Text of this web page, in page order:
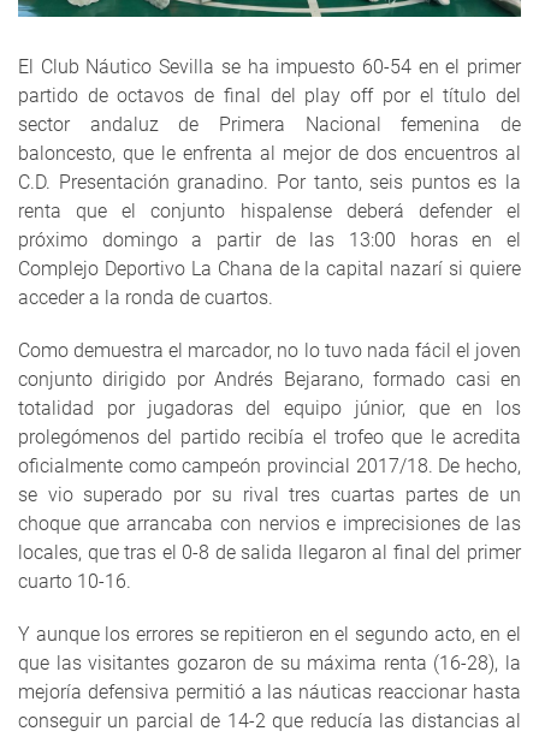
El Club Náutico Sevilla se ha impuesto 60-54 en el primer
partido de octavos de final del play off por el título del
sector andaluz de Primera Nacional femenina de
baloncesto, que le enfrenta al mejor de dos encuentros al
C.D. Presentación granadino. Por tanto, seis puntos es la
renta que el conjunto hispalense deberá defender el
próximo domingo a partir de las 13:00 horas en el
Complejo Deportivo La Chana de la capital nazarí si quiere
acceder a la ronda de cuartos.
Como demuestra el marcador, no lo tuvo nada fácil el joven
conjunto dirigido por Andrés Bejarano, formado casi en
totalidad por jugadoras del equipo júnior, que en los
prolegómenos del partido recibía el trofeo que le acredita
oficialmente como campeón provincial 2017/18. De hecho,
se vio superado por su rival tres cuartas partes de un
choque que arrancaba con nervios e imprecisiones de las
locales, que tras el 0-8 de salida llegaron al final del primer
cuarto 10-16.
Y aunque los errores se repitieron en el segundo acto, en el
que las visitantes gozaron de su máxima renta (16-28), la
mejoría defensiva permitió a las náuticas reaccionar hasta
conseguir un parcial de 14-2 que reducía las distancias al